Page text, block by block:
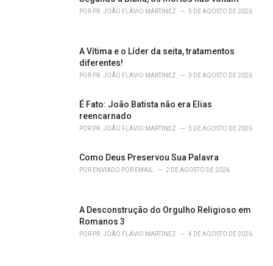
POR PR. JOÃO FLÁVIO MARTINEZ 5 DE AGOSTO DE 2026
A Vítima e o Líder da seita, tratamentos
diferentes!
POR PR. JOÃO FLÁVIO MARTINEZ 3 DE AGOSTO DE 2026
É Fato: João Batista não era Elias
reencarnado
POR PR. JOÃO FLÁVIO MARTINEZ 3 DE AGOSTO DE 2026
Como Deus Preservou Sua Palavra
POR ENVIADO POR EMAIL 2 DE AGOSTO DE 2026
A Desconstrução do Orgulho Religioso em
Romanos 3
POR PR. JOÃO FLÁVIO MARTINEZ 4 DE AGOSTO DE 2026